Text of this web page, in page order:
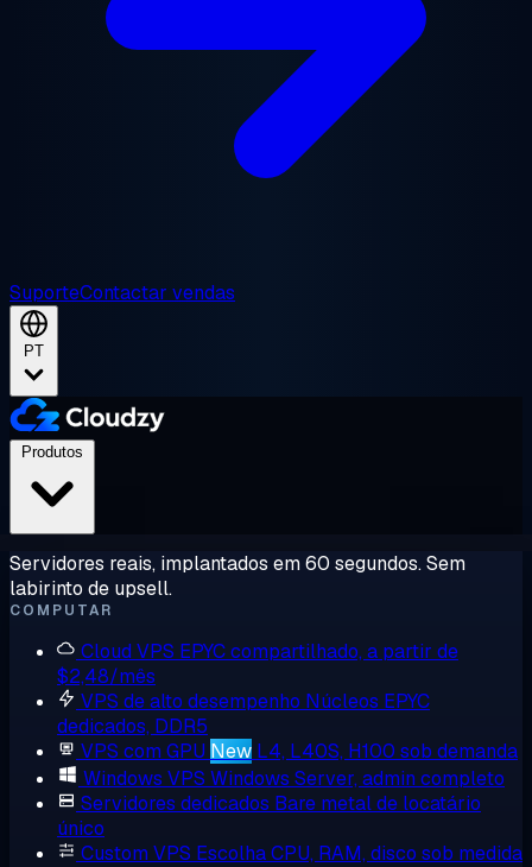
SuporteContactar vendas
PT
Servidores reais, implantados em 60 segundos. Sem
labirinto de upsell.
COMPUTAR
Cloud VPS EPYC compartilhado, a partir de
$2,48/mês
VPS de alto desempenho Núcleos EPYC
dedicados, DDR5
VPS com GPU New L4, L40S, H100 sob demanda
Windows VPS Windows Server, admin completo
Servidores dedicados Bare metal de locatário
único
Custom VPS Escolha CPU, RAM, disco sob medida